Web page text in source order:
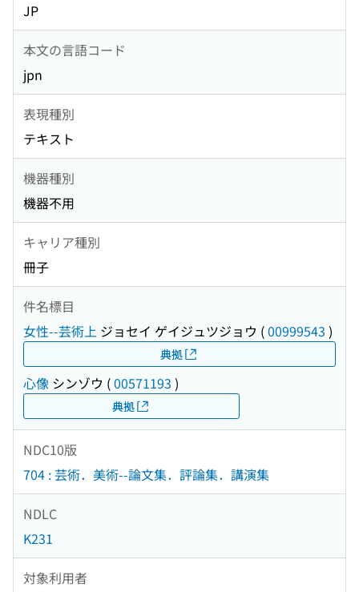
JP
本文の言語コード
jpn
表現種別
テキスト
機器種別
機器不用
キャリア種別
冊子
件名標目
女性--芸術上 ジョセイ ゲイジュツジョウ (00999543 )
典拠
心像 シンゾウ (00571193 )
典拠
NDC10版
704 : 芸術．美術--論文集．評論集．講演集
NDLC
K231
対象利用者